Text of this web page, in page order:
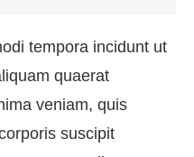
tempora incidunt ut
quaerat
veniam, quis
suscipit